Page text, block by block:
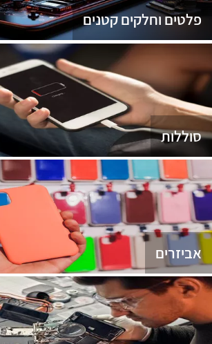
פלטים וחלקים קטנים
סוללות
אביזרים